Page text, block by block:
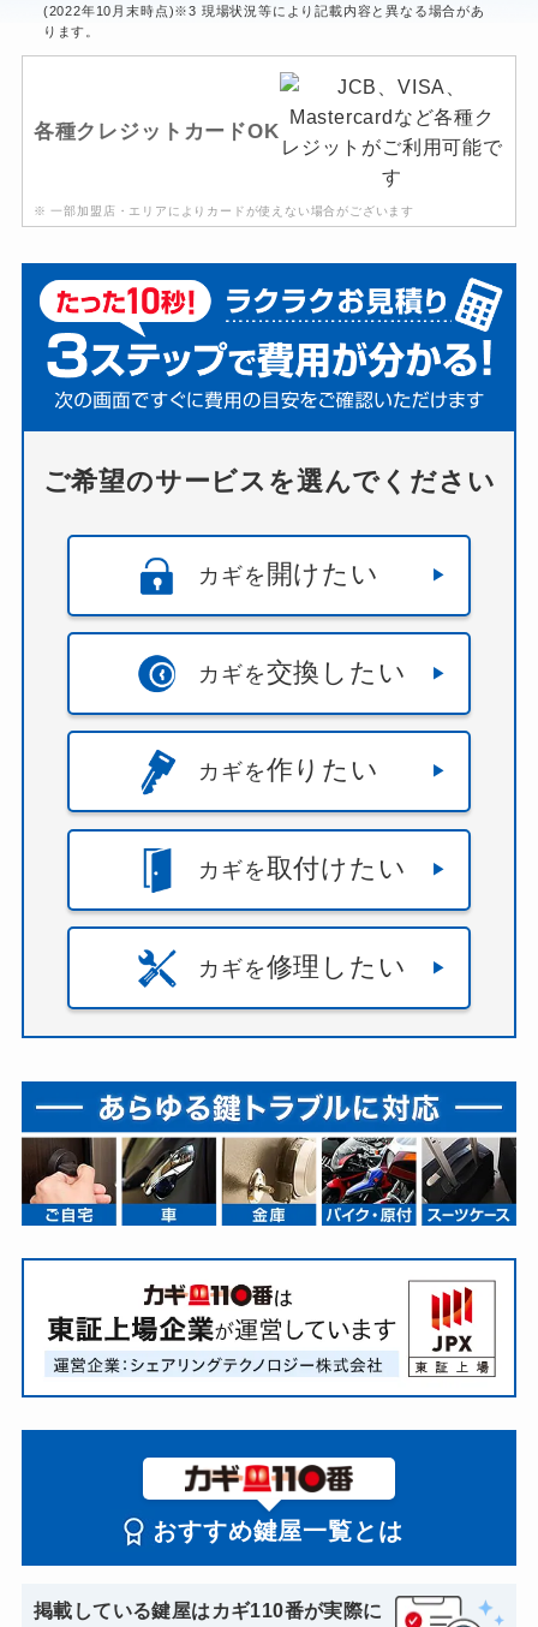
(2022年10月末時点)※3 現場状況等により記載内容と異なる場合があ
ります。
各種クレジットカードOK
※ 一部加盟店・エリアによりカードが使えない場合がございます
ご希望のサービスを選んでください
カギを 開けたい
カギを交換したい
カギを作りたい
カギを取付けたい
カギを修理したい
おすすめ鍵屋一覧とは
掲載している鍵屋はカギ110番が実際に